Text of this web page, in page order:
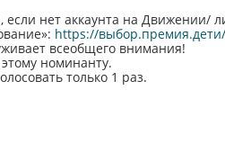
нет аккаунта на Движении/
https://
всеобщего внимания!
номинанту.
только 1 раз.